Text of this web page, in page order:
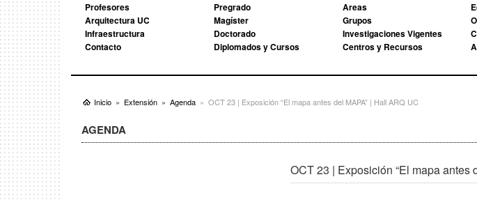
Profesores
Arquitectura UC
Infraestructura
Contacto
Pregrado
Magíster
Doctorado
Diplomados y Cursos
Areas
Grupos
Investigaciones Vigentes
Centros y Recursos
Inicio Extensión Agenda OCT 23 | Exposición “El mapa antes del MAPA” | Hall ARQ UC
AGENDA
OCT 23 | Exposición “El mapa antes